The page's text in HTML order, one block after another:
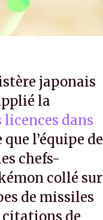
japonais
la
licences dans
l’équipe de
chefs-
collé sur
de missiles
citations de